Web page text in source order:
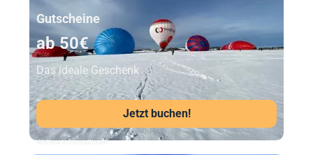
Gutscheine
ab 50€
Das ideale Geschenk
Jetzt buchen!
Weitere Informationen